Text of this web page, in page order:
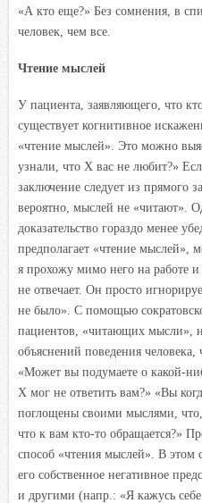
«А кто еще?» Без сомнения, в
человек, чем все.
Чтение мыслей
У пациента, заявляющего, что
существует когнитивное
«чтение мыслей». Это можно
узнали, что X вас не любит?»
заключение следует из прямого
вероятно, мыслей не «читают».
доказательство гораздо менее
предполагает «чтение мыслей»,
я прохожу мимо него на работе
не отвечает. Он просто
не было». С помощью
пациентов, «читающих мысли»,
объяснений поведения
«Может вы подумаете о какой-
X мог не ответить вам?» «Вы
поглощены своими мыслями,
что к вам кто-то обращается?»
способ «чтения мыслей». В этом
его собственное негативное
и другими (напр.: «Я кажусь